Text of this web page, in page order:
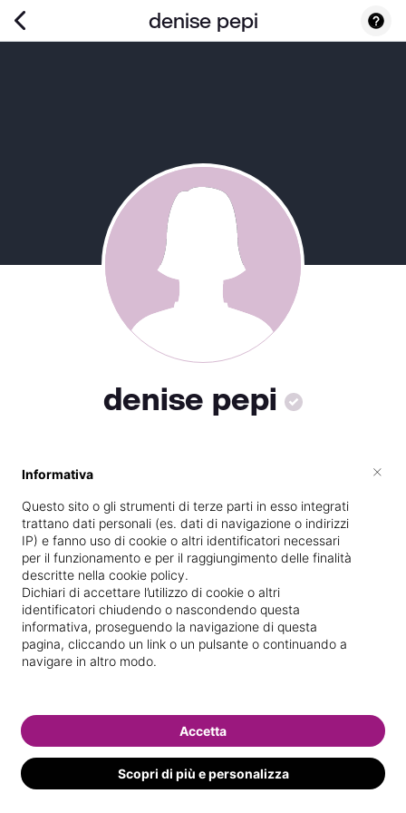
denise pepi
denise pepi
Specializzata inTrattamenti corpo
Vedi le informazioni di denise
Informativa
Questo sito o gli strumenti di terze parti in esso integrati
trattano dati personali (es. dati di navigazione o indirizzi
IP) e fanno uso di cookie o altri identificatori necessari
per il funzionamento e per il raggiungimento delle finalità
descritte nella cookie policy.
Dichiari di accettare l’utilizzo di cookie o altri
identificatori chiudendo o nascondendo questa
informativa, proseguendo la navigazione di questa
pagina, cliccando un link o un pulsante o continuando a
navigare in altro modo.
Scopri di più e personalizza
Accetta
×